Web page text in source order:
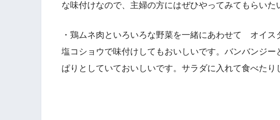
な味付けなので、主婦の方にはぜひやってみてもらいた
・鶏ムネ肉といろいろな野菜を一緒にあわせて オイス
塩コショウで味付けしてもおいしいです。バンバンジ
ぱりとしていておいしいです。サラダに入れて食べたり